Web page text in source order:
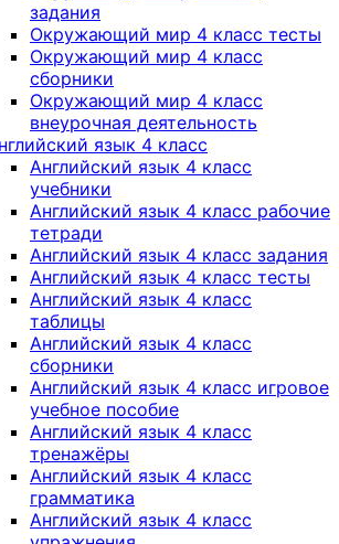
задания
Окружающий мир 4 класс тесты
Окружающий мир 4 класс
сборники
Окружающий мир 4 класс
внеурочная деятельность
язык 4 класс
Английский язык 4 класс
учебники
Английский язык 4 класс рабочие
тетради
Английский язык 4 класс задания
Английский язык 4 класс тесты
Английский язык 4 класс
таблицы
Английский язык 4 класс
сборники
Английский язык 4 класс игровое
учебное пособие
Английский язык 4 класс
тренажёры
Английский язык 4 класс
грамматика
Английский язык 4 класс